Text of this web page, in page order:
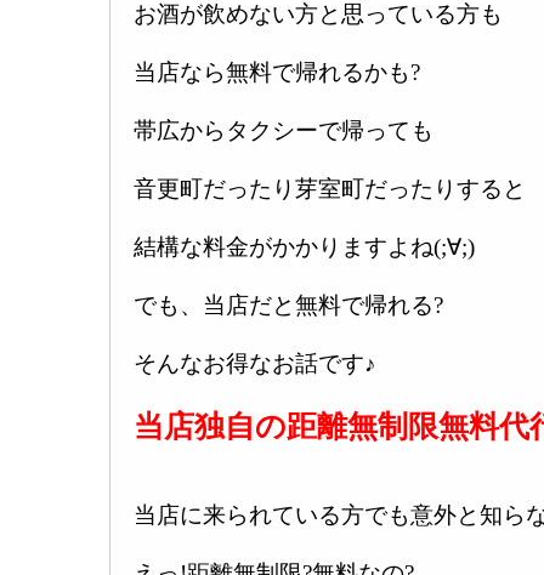
お酒が飲めない方と思っている方も
当店なら無料で帰れるかも?
帯広からタクシーで帰っても
音更町だったり芽室町だったりすると
結構な料金がかかりますよね(;∀;)
でも、当店だと無料で帰れる?
そんなお得なお話です♪
当店独自の距離無制限無料代
当店に来られている方でも意外と知ら